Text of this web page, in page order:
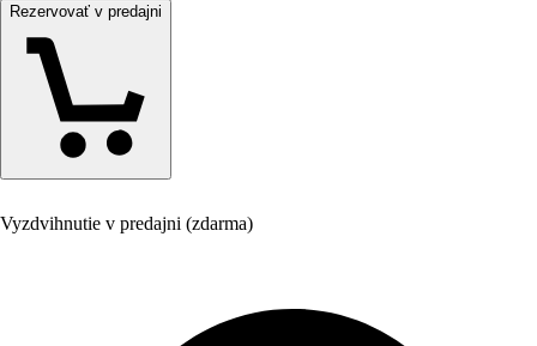
Rezervovať v predajni
Vyzdvihnutie v predajni (zdarma)